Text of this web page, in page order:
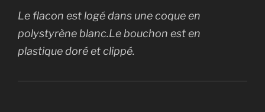
Le flacon est logé dans une coque en
polystyrène blanc.Le bouchon est en
plastique doré et clippé.